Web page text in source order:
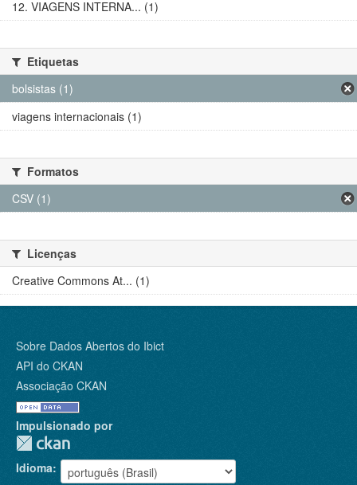
12. VIAGENS INTERNA... (1)
Etiquetas
bolsistas (1)
viagens internacionais (1)
Formatos
CSV (1)
Licenças
Creative Commons At... (1)
Sobre Dados Abertos do Ibict
API do CKAN
Associação CKAN
Impulsionado por
Idioma